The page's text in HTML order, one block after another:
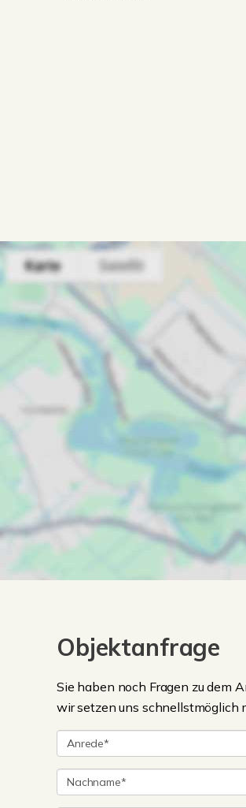
Objektanfrage
Sie haben noch Fragen zu dem
wir setzen uns schnellstmöglich